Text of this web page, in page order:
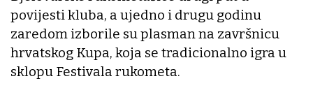
povijesti kluba, a ujedno i drugu godinu
zaredom izborile su plasman na završnicu
hrvatskog Kupa, koja se tradicionalno igra u
sklopu Festivala rukometa.